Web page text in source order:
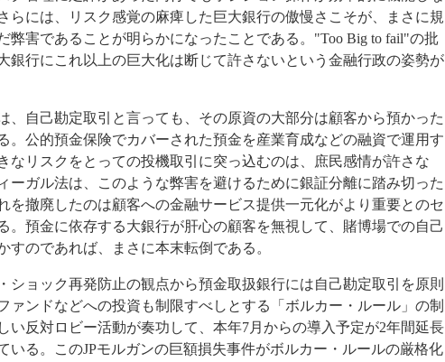
らには、リスク感覚の麻痺した巨大銀行の傲慢さこそが、まさに規
弊害であることが明らかになったことである。 "Too Big to fail"の批
銀行にこれ以上の巨大化は断じて許さないという金融行政の姿勢が
、自己勘定取引と言っても、その原資の大部分は顧客から預かった
。公的預金保険でカバーされた預金を産業育成などの融資で運用す
なリスクをとっての投機取引に突っ込むのは、庶民感情が許さな
ーガル法は、このような弊害を避けるために銀証分離に踏み切った
を撤廃したのは顧客への金融サービス提供一元化がより重要とのセ
。預金に依存する大銀行が肝心の顧客を無視して、賭博場での自己
すのであれば、まさに本末転倒である。
ョック再発防止の観点から預金取扱銀行には自己勘定取引を原則
ァンドなどへの投資も制限すべしとする「ボルカー・ルール」の制
い反対ロビー活動が奏功して、本年7月からの導入予定が2年間延長
いる。このJPモルガンの巨額損失事件がボルカー・ルールの厳格化